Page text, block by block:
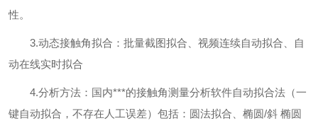
性。
3.动态接触角拟合：批量截图拟合、视频连续自动拟合、自
动在线实时拟合
4.分析方法：国内***的接触角测量分析软件自动拟合法（一
键自动拟合，不存在人工误差）包括：圆法拟合、椭圆/斜 椭圆